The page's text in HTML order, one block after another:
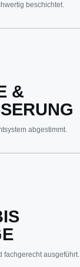
beschichtet.
&
abgestimmt.
fachgerecht ausgeführt.